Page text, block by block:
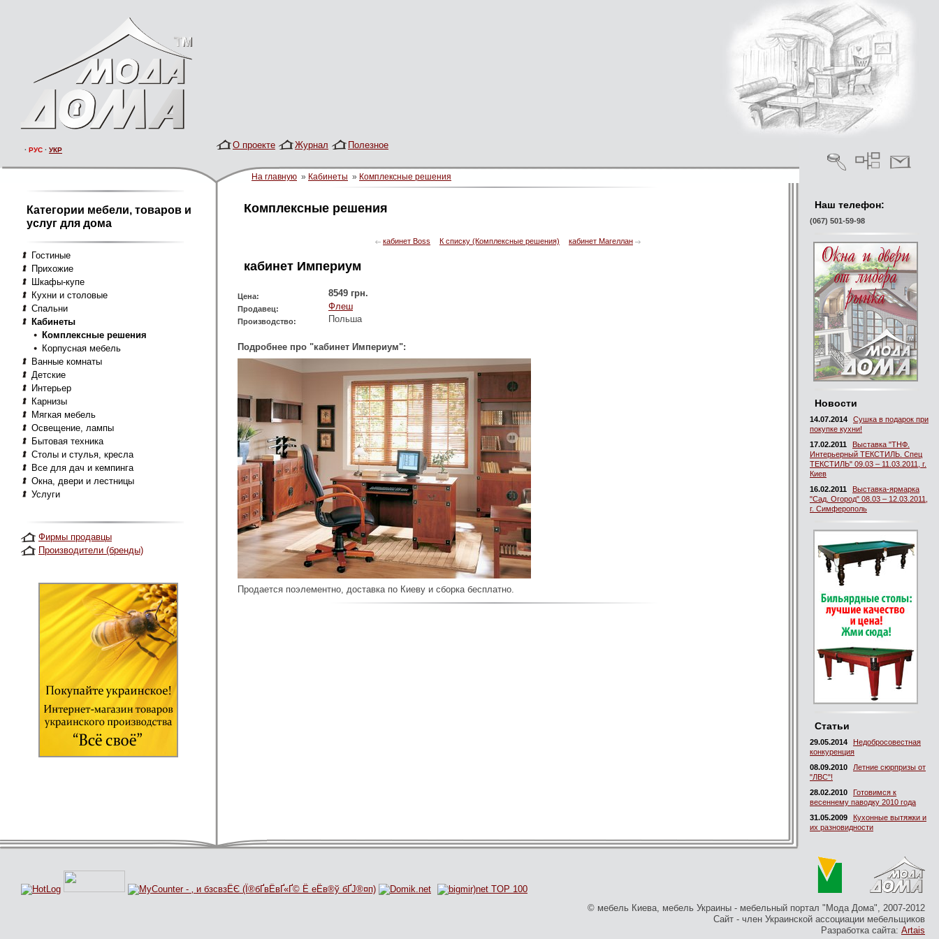
· РУС · УКР О проекте Журнал Полезное
На главную » Кабинеты » Комплексные решения
Категории мебели, товаров и
услуг для дома
Гостиные
Прихожие
Шкафы-купе
Кухни и столовые
Спальни
Кабинеты
Комплексные решения
Корпусная мебель
Ванные комнаты
Детские
Интерьер
Карнизы
Мягкая мебель
Освещение, лампы
Бытовая техника
Столы и стулья, кресла
Все для дач и кемпинга
Окна, двери и лестницы
Услуги
Фирмы продавцы
Производители (бренды)
Наш телефон:
(067) 501-59-98
Новости
14.07.2014
Сушка в подарок при
покупке кухни!
17.02.2011
Выставка "ТНФ.
Интерьерный ТЕКСТИЛЬ. Спец
ТЕКСТИЛЬ" 09.03 – 11.03.2011, г.
Киев
16.02.2011
Выставка-ярмарка
"Сад. Огород" 08.03 – 12.03.2011,
г. Симферополь
Статьи
29.05.2014
Недобросовестная
конкуренция
08.09.2010
Летние сюрпризы от
"ЛВС"!
28.02.2010
Готовимся к
весеннему паводку 2010 года
31.05.2009
Кухонные вытяжки и
их разновидности
Комплексные решения
кабинет Boss К списку (Комплексные решения) кабинет Магеллан
кабинет Империум
Цена: 8549 грн.
Продавец: Флеш
Производство: Польша
Подробнее про "кабинет Империум":
Продается поэлементно, доставка по Киеву и сборка бесплатно.
© мебель Киева, мебель Украины - мебельный портал "Мода Дома", 2007-2012
Сайт - член Украинской ассоциации мебельщиков
Разработка сайта: Artais